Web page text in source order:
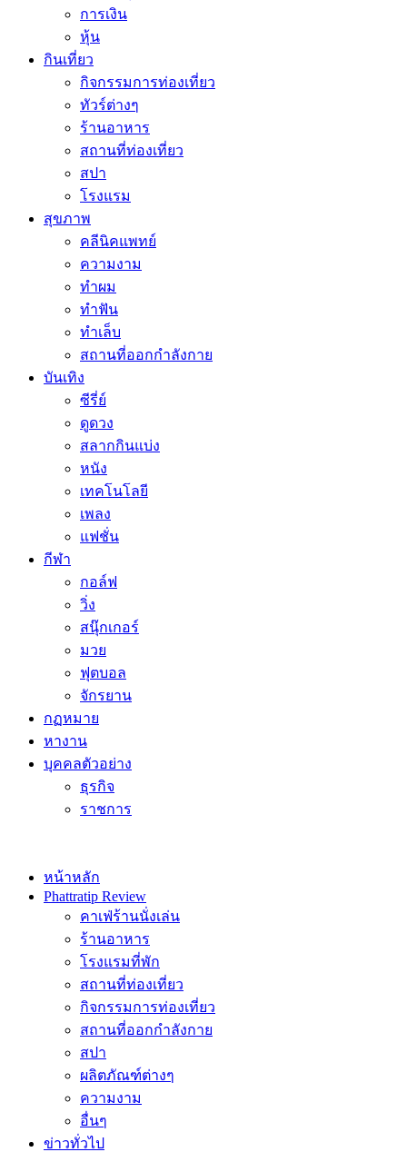
การเงิน
หุ้น
กินเที่ยว
กิจกรรมการท่องเที่ยว
ทัวร์ต่างๆ
ร้านอาหาร
สถานที่ท่องเที่ยว
สปา
โรงแรม
สุขภาพ
คลีนิคแพทย์
ความงาม
ทำผม
ทำฟัน
ทำเล็บ
สถานที่ออกกำลังกาย
บันเทิง
ซีรี่ย์
ดูดวง
สลากกินแบ่ง
หนัง
เทคโนโลยี
เพลง
แฟชั่น
กีฬา
กอล์ฟ
วิ่ง
สนุ๊กเกอร์
มวย
ฟุตบอล
จักรยาน
กฏหมาย
หางาน
บุคคลตัวอย่าง
ธุรกิจ
ราชการ
หน้าหลัก
Phattratip Review
คาเฟ่ร้านนั่งเล่น
ร้านอาหาร
โรงแรมที่พัก
สถานที่ท่องเที่ยว
กิจกรรมการท่องเที่ยว
สถานที่ออกกำลังกาย
สปา
ผลิตภัณฑ์ต่างๆ
ความงาม
อื่นๆ
ข่าวทั่วไป